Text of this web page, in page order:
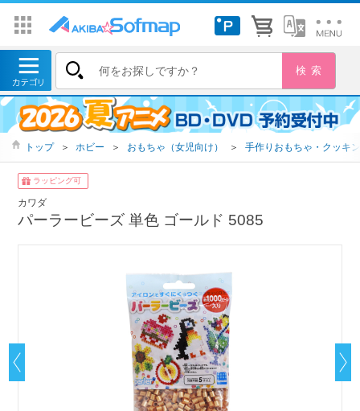
トップ ＞ ホビー ＞ おもちゃ（女児向け） ＞ 手作りおもちゃ・クッキ
ラッピング可
カワダ
パーラービーズ 単色 ゴールド 5085